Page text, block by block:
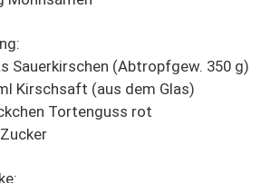
Sauerkirschen (Abtropfgew. 350 g)
Kirschsaft (aus dem Glas)
Tortenguss rot